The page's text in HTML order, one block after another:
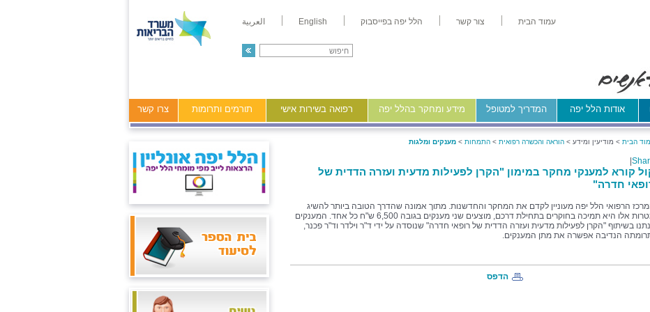
עמוד הבית צור קשר הלל יפה בפייסבוק English العربية
אודות הלל יפה המדריך למטופל מידע ומחקר בהלל יפה רפואה בשירות אישי תורמים ותרומות צרו קשר
הבית > מודיעין ומידע > הוראה והכשרה רפואית > התמחות > מענקים ומלגות
קורא למענקי מחקר במימון "הקרן לפעילות מדעית ועזרה הדדית של
חדרה"
הרפואי הלל יפה מעוניין לקדם את המחקר והחדשנות. מתוך אמונה שהדרך הטובה ביותר להשיג
מטרות אלו היא תמיכה בחוקרים בתחילת דרכם, מוצעים שני מענקים בגובה 6,500 ש"ח כל אחד. המענקים
בשיתוף "הקרן לפעילות מדעית ועזרה הדדית של רופאי חדרה" שנוסדה על ידי ד"ר וילדר וד"ר פכנר,
הנדיבה אפשרה את מתן המענקים.
הדפס